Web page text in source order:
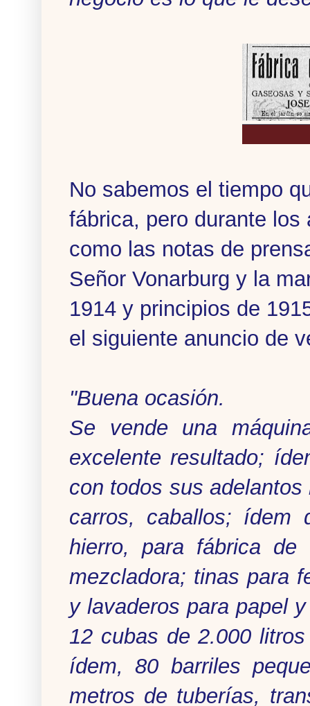
No sabemos el tiempo
fábrica, pero durante
como las notas de
Señor Vonarburg y la
1914 y principios de
el siguiente anuncio de
"Buena ocasión.
Se vende una
excelente resultado;
con todos sus
carros, caballos;
hierro, para fábrica
mezcladora; tinas para
y lavaderos para papel
12 cubas de 2.000
ídem, 80 barriles
metros de tuberías,